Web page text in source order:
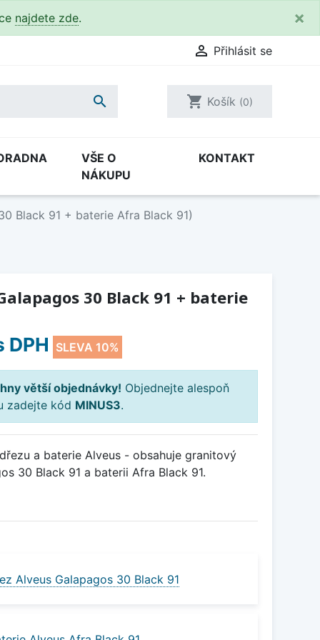
najdete zde. ×
 Přihlásit se
 shopping_cart Košík (0)
VŠE O
NÁKUPU
KONTAKT
Black 91 + baterie Afra Black 91)
30 Black 91 + baterie
DPH SLEVA 10%
větší objednávky! Objednejte alespoň
zadejte kód MINUS3.
a baterie Alveus - obsahuje granitový
30 Black 91 a baterii Afra Black 91.
Alveus Galapagos 30 Black 91